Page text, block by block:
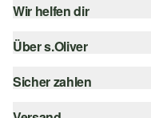
Wir helfen dir
Hilfe & FAQ
Über s.Oliver
Newsletter
Sicher zahlen